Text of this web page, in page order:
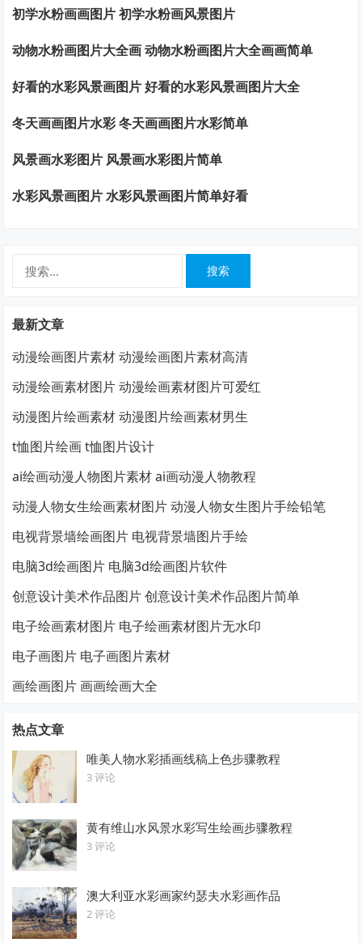
初学水粉画画图片 初学水粉画风景图片
动物水粉画图片大全画 动物水粉画图片大全画画简单
好看的水彩风景画图片 好看的水彩风景画图片大全
冬天画画图片水彩 冬天画画图片水彩简单
风景画水彩图片 风景画水彩图片简单
水彩风景画图片 水彩风景画图片简单好看
最新文章
动漫绘画图片素材 动漫绘画图片素材高清
动漫绘画素材图片 动漫绘画素材图片可爱红
动漫图片绘画素材 动漫图片绘画素材男生
t恤图片绘画 t恤图片设计
ai绘画动漫人物图片素材 ai画动漫人物教程
动漫人物女生绘画素材图片 动漫人物女生图片手绘铅笔
电视背景墙绘画图片 电视背景墙图片手绘
电脑3d绘画图片 电脑3d绘画图片软件
创意设计美术作品图片 创意设计美术作品图片简单
电子绘画素材图片 电子绘画素材图片无水印
电子画图片 电子画图片素材
画绘画图片 画画绘画大全
热点文章
唯美人物水彩插画线稿上色步骤教程
3 评论
黄有维山水风景水彩写生绘画步骤教程
3 评论
澳大利亚水彩画家约瑟夫水彩画作品
2 评论